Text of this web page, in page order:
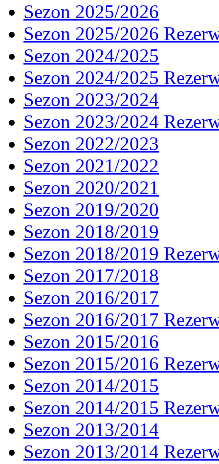
Sezon 2025/2026
Sezon 2025/2026
Sezon 2024/2025
Sezon 2024/2025
Sezon 2023/2024
Sezon 2023/2024
Sezon 2022/2023
Sezon 2021/2022
Sezon 2020/2021
Sezon 2019/2020
Sezon 2018/2019
Sezon 2018/2019
Sezon 2017/2018
Sezon 2016/2017
Sezon 2016/2017
Sezon 2015/2016
Sezon 2015/2016
Sezon 2014/2015
Sezon 2014/2015
Sezon 2013/2014
Sezon 2013/2014